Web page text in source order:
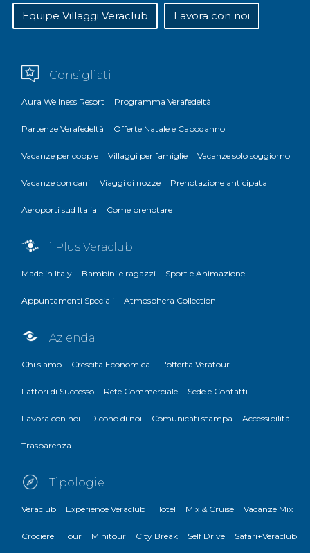
Equipe Villaggi Veraclub Lavora con noi
Consigliati
Aura Wellness Resort Programma Verafedeltà
Partenze Verafedeltà Offerte Natale e Capodanno
Vacanze per coppie Villaggi per famiglie Vacanze solo soggiorno
Vacanze con cani Viaggi di nozze Prenotazione anticipata
Aeroporti sud Italia Come prenotare
i Plus Veraclub
Made in Italy Bambini e ragazzi Sport e Animazione
Appuntamenti Speciali Atmosphera Collection
Azienda
Chi siamo Crescita Economica L'offerta Veratour
Fattori di Successo Rete Commerciale Sede e Contatti
Lavora con noi Dicono di noi Comunicati stampa Accessibilità
Trasparenza
Tipologie
Veraclub Experience Veraclub Hotel Mix & Cruise Vacanze Mix
Crociere Tour Minitour City Break Self Drive Safari+Veraclub